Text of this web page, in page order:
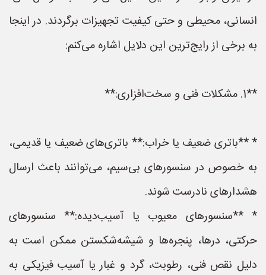
انسانی، محیطی و حتی کیفیت تجهیزات برگردند. در اینجا
به برخی از رایج‌ترین این دلایل اشاره می‌کنم:
**1. مشکلات فنی و سخت‌افزاری:**
* **باتری ضعیف یا خراب:** باتری‌های ضعیف یا قدیمی،
به خصوص در سنسورهای بی‌سیم، می‌توانند باعث ارسال
هشدارهای نادرست شوند.
* **سنسورهای معیوب یا آسیب‌دیده:** سنسورهای
حرکتی، درها، پنجره‌ها و شیشه‌شکستن ممکن است به
دلیل نقص فنی، رطوبت، گرد و غبار یا آسیب فیزیکی به